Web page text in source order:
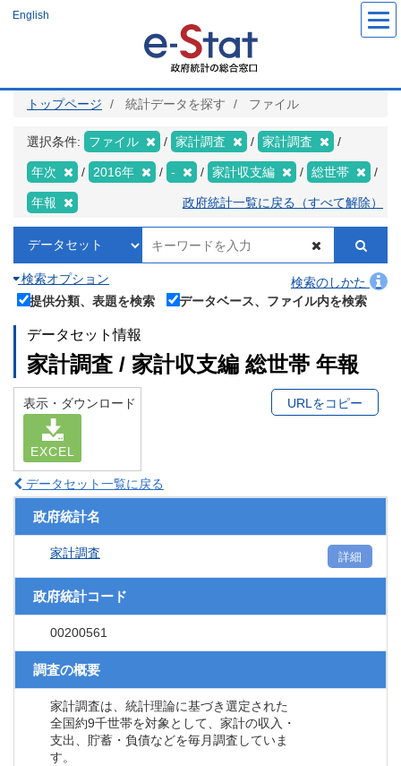
ツ
English
トップページ 統計データを探す ファイル
選択条件: ファイル 家計調査 家計調査
年次 2016年 - 家計収支編 総世帯
年報 政府統計一覧に戻る（すべて解除）
検索オプション
検索のしかた
提供分類、表題を検索
データベース、ファイル内を検索
データセット情報
家計調査 / 家計収支編 総世帯 年報
表示・ダウンロード
EXCEL
URLをコピー
データセット一覧に戻る
政府統計名
家計調査 詳細
政府統計コード
00200561
調査の概要
家計調査は、統計理論に基づき選定された
全国約9千世帯を対象として、家計の収入・
支出、貯蓄・負債などを毎月調査していま
す。